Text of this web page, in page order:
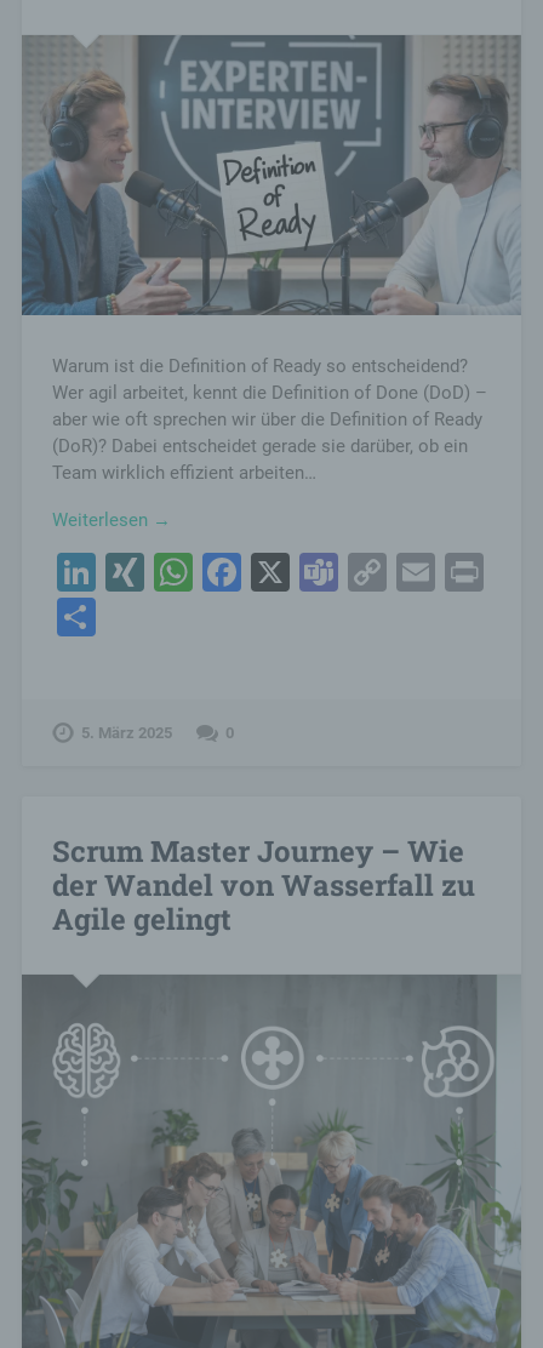
Warum ist die Definition of Ready so entscheidend?
Wer agil arbeitet, kennt die Definition of Done (DoD) –
aber wie oft sprechen wir über die Definition of Ready
(DoR)? Dabei entscheidet gerade sie darüber, ob ein
Team wirklich effizient arbeiten…
Weiterlesen →
LinkedIn
XINGWhatsApp
Facebook
X Teams
CopyEmail
5. März 2025 0
Scrum Master Journey – Wie
der Wandel von Wasserfall zu
Agile gelingt